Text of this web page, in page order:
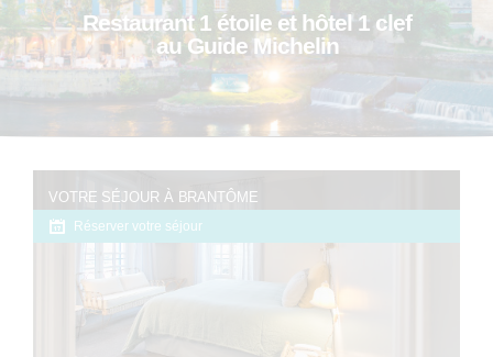
Restaurant 1 étoile et hôtel 1 clef
au Guide Michelin
VOTRE SÉJOUR À BRANTÔME
Réserver votre séjour